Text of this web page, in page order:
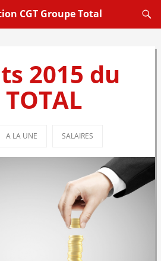
CGT Groupe Total
2015 du
A LA UNE SALAIRES